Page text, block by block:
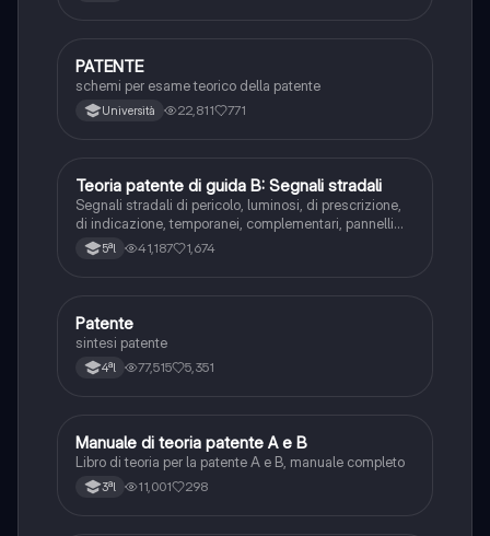
Altro
PATENTE
schemi per esame teorico della patente
Università 22,811 771
Ed. civ.
Teoria patente di guida B: Segnali stradali
Segnali stradali di pericolo, luminosi, di prescrizione,
di indicazione, temporanei, complementari, pannelli
integrativi, segnaletica orizzontale, segnalazioni
agenti del traffico, distanza di visibilità per l‘arresto,
5ªl 41,187 1,674
Altro
Patente
sintesi patente
4ªl 77,515 5,351
Italiano
Manuale di teoria patente A e B
Libro di teoria per la patente A e B, manuale completo
3ªl 11,001 298